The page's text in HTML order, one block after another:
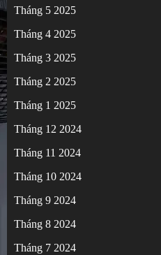
Tháng 5 2025
Tháng 4 2025
Tháng 3 2025
Tháng 2 2025
Tháng 1 2025
Tháng 12 2024
Tháng 11 2024
Tháng 10 2024
Tháng 9 2024
Tháng 8 2024
Tháng 7 2024